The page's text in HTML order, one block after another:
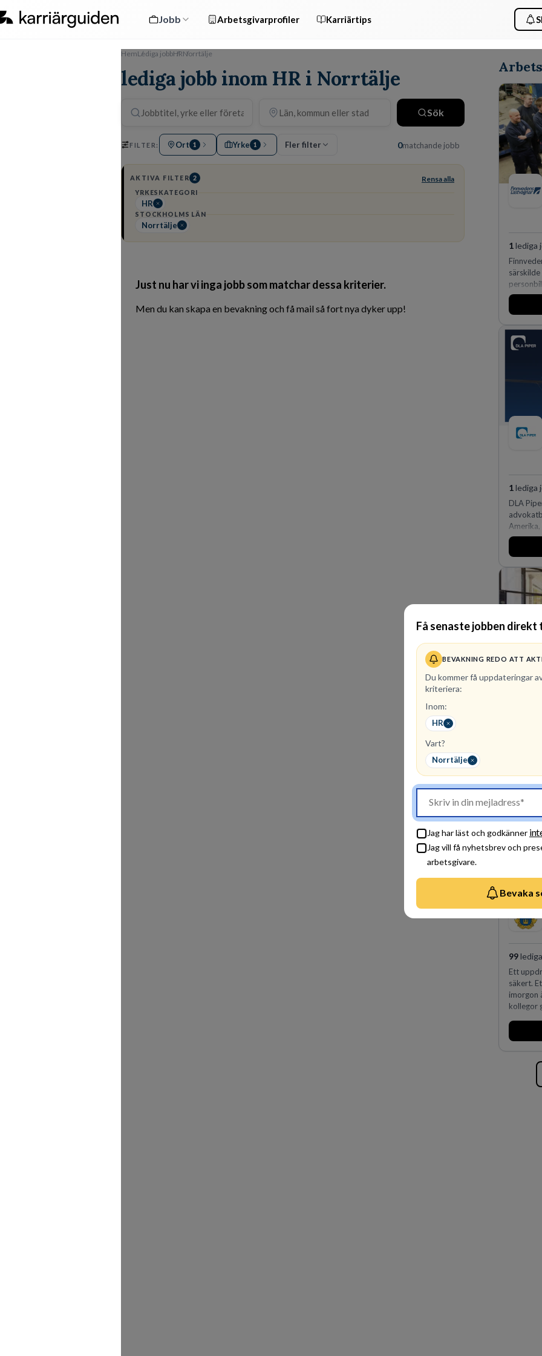
Jobb Arbetsgivarprofiler Karriärtips
Få senaste jobben direkt
BEVAKNING REDO ATT
Du kommer få uppdateringar
kriteriera:
Inom:
HR
Vart?
Norrtälje
Jag har läst och godkänner
Jag vill få nyhetsbrev och
arbetsgivare.
Bevaka
HemLediga jobbHRNorrtälje
lediga jobb inom HR i Norrtälje
Sök
FILTER: Ort 1 Yrke 1 Fler filter 0matchande jobb
AKTIVA FILTER 2 Rensa alla
YRKESKATEGORI
HR
STOCKHOLMS LÄN
Norrtälje
Just nu har vi inga jobb som matchar dessa kriterier.
Men du kan skapa en bevakning och få mail så fort nya dyker upp!
1lediga
man
den
orter i
1lediga
DLA
och
fler än
på DLA
effektiv
vi idag
utifrån
99
Ett
säkert.
imorgon
kollegor